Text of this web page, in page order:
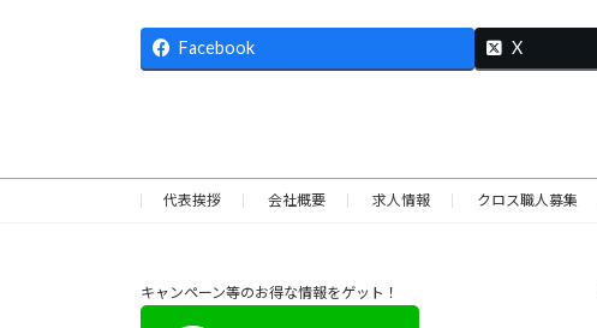
Facebook X
代表挨拶 会社概要 求人情報 クロス職人募集
キャンペーン等のお得な情報をゲット！